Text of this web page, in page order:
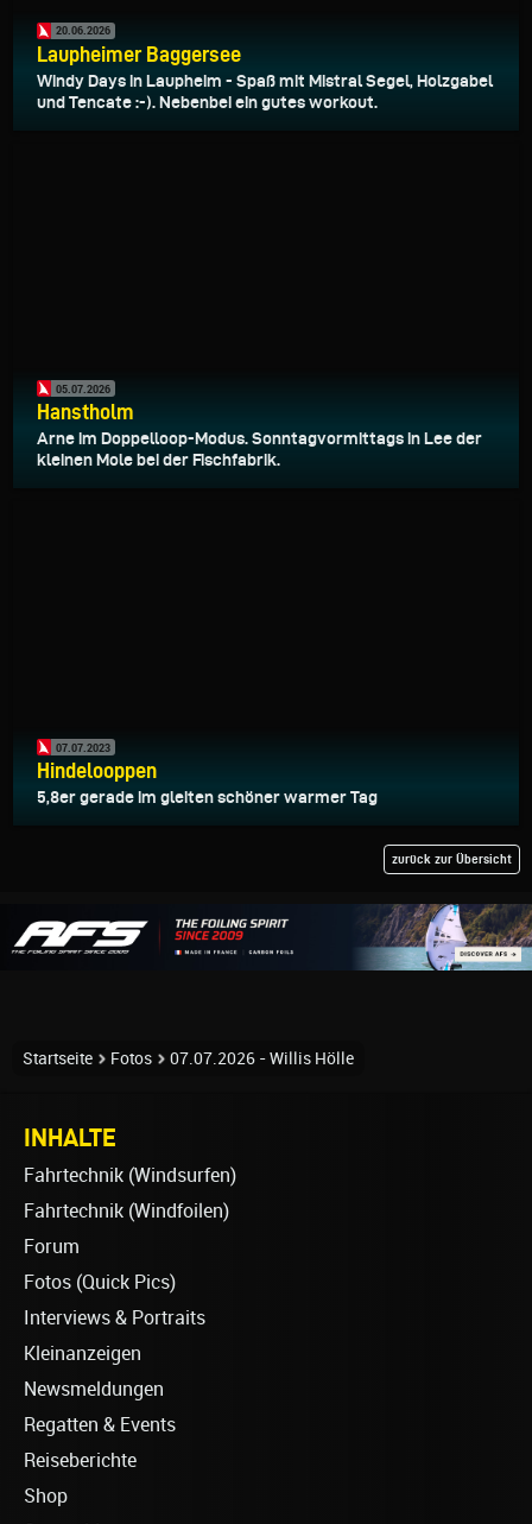
20.06.2026
Laupheimer Baggersee
Windy Days in Laupheim - Spaß mit Mistral Segel, Holzgabel
und Tencate :-). Nebenbei ein gutes workout.
05.07.2026
Hanstholm
Arne im Doppelloop-Modus. Sonntagvormittags in Lee der
kleinen Mole bei der Fischfabrik.
07.07.2023
Hindelooppen
5,8er gerade im gleiten schöner warmer Tag
zurück zur Übersicht
Startseite Fotos 07.07.2026 - Willis Hölle
INHALTE
Fahrtechnik (Windsurfen)
Fahrtechnik (Windfoilen)
Forum
Fotos (Quick Pics)
Interviews & Portraits
Kleinanzeigen
Newsmeldungen
Regatten & Events
Reiseberichte
Shop